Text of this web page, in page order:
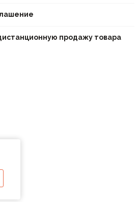
продажу товара